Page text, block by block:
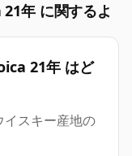
年 に関するよ
21年 はど
イスキー産地の